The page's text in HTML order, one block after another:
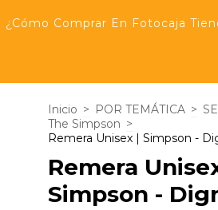
¿Cómo Comprar En Fotocaja
Inicio > POR TEMÁTICA >
The Simpson >
Remera Unisex | Simpson -
Remera
Simpson -